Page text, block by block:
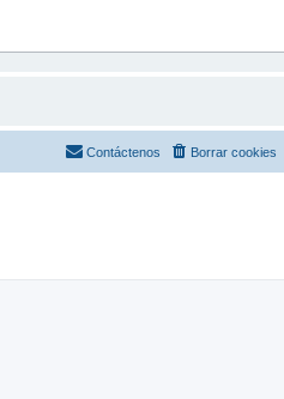
Borrar cookies
Contáctenos